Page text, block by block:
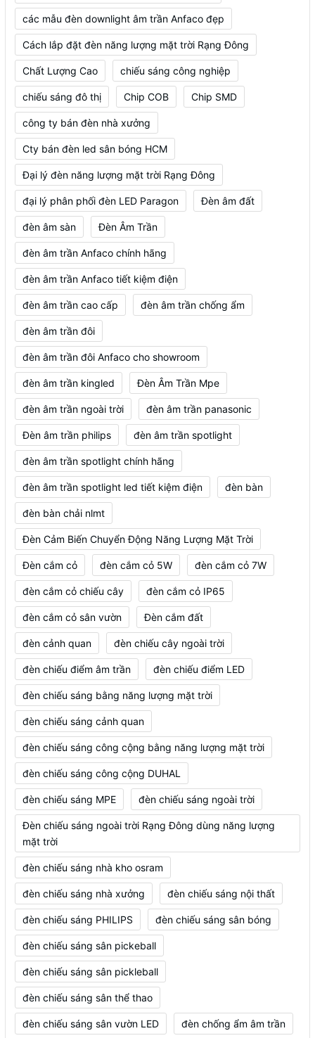
các mẫu đèn downlight âm trần Anfaco đẹp
Cách lắp đặt đèn năng lượng mặt trời Rạng Đông
Chất Lượng Cao chiếu sáng công nghiệp
chiếu sáng đô thị Chip COB Chip SMD
công ty bán đèn nhà xưởng
Cty bán đèn led sân bóng HCM
Đại lý đèn năng lượng mặt trời Rạng Đông
đại lý phân phối đèn LED Paragon Đèn âm đất
đèn âm sàn Đèn Âm Trần
đèn âm trần Anfaco chính hãng
đèn âm trần Anfaco tiết kiệm điện
đèn âm trần cao cấp đèn âm trần chống ẩm
đèn âm trần đôi
đèn âm trần đôi Anfaco cho showroom
đèn âm trần kingled Đèn Âm Trần Mpe
đèn âm trần ngoài trời đèn âm trần panasonic
Đèn âm trần philips đèn âm trần spotlight
đèn âm trần spotlight chính hãng
đèn âm trần spotlight led tiết kiệm điện đèn bàn
đèn bàn chải nlmt
Đèn Cảm Biến Chuyển Động Năng Lượng Mặt Trời
Đèn cắm cỏ đèn cắm cỏ 5W đèn cắm cỏ 7W
đèn cắm cỏ chiếu cây đèn cắm cỏ IP65
đèn cắm cỏ sân vườn Đèn cắm đất
đèn cảnh quan đèn chiếu cây ngoài trời
đèn chiếu điểm âm trần đèn chiếu điểm LED
đèn chiếu sáng bằng năng lượng mặt trời
đèn chiếu sáng cảnh quan
đèn chiếu sáng công cộng bằng năng lượng mặt trời
đèn chiếu sáng công cộng DUHAL
đèn chiếu sáng MPE đèn chiếu sáng ngoài trời
Đèn chiếu sáng ngoài trời Rạng Đông dùng năng lượng
mặt trời
đèn chiếu sáng nhà kho osram
đèn chiếu sáng nhà xưởng đèn chiếu sáng nội thất
đèn chiếu sáng PHILIPS đèn chiếu sáng sân bóng
đèn chiếu sáng sân pickeball
đèn chiếu sáng sân pickleball
đèn chiếu sáng sân thể thao
đèn chiếu sáng sân vườn LED đèn chống ẩm âm trần